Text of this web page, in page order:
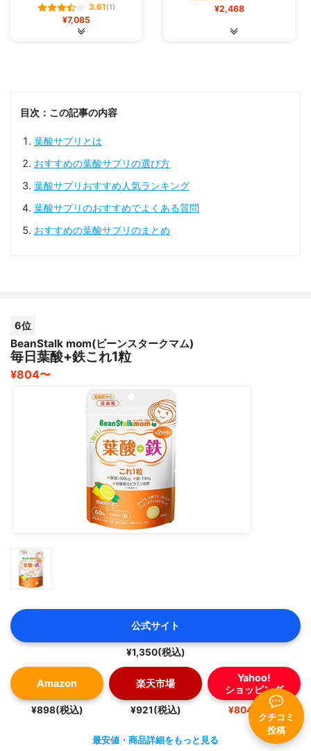
クチコミ
投稿
3.61(1)
¥7,085
¥2,468
目次：この記事の内容
葉酸サプリとは
おすすめの葉酸サプリの選び方
葉酸サプリおすすめ人気ランキング
葉酸サプリのおすすめでよくある質問
おすすめの葉酸サプリのまとめ
6位
BeanStalk mom(ビーンスタークマム)
毎日葉酸+鉄これ1粒
¥804〜
公式サイト
¥1,350(税込)
Amazon
¥898(税込)
楽天市場
¥921(税込)
Yahoo!
ショッピング
¥804(税込)
最安値・商品詳細をもっと見る